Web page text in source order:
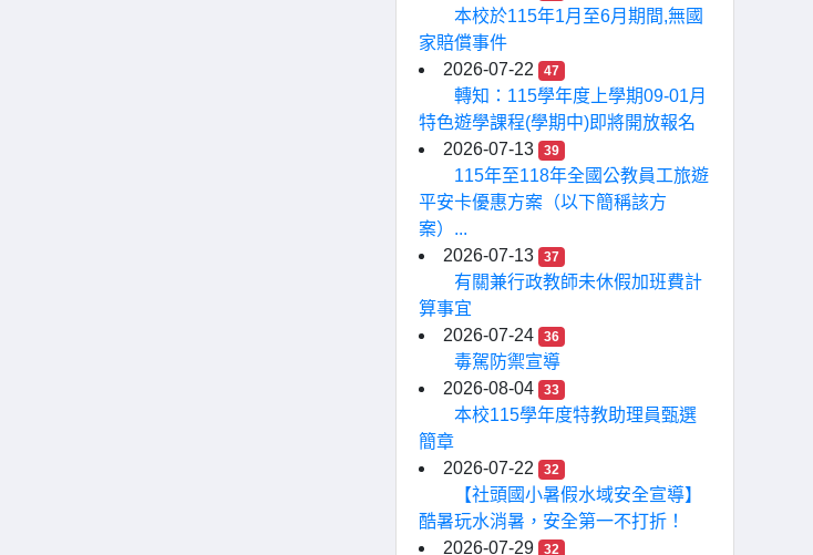
本校於115年1月至6月期間,無國
家賠償事件
2026-07-22
47
轉知：115學年度上學期09-01月
特色遊學課程(學期中)即將開放報名
2026-07-13
39
115年至118年全國公教員工旅遊
平安卡優惠方案（以下簡稱該方
案）...
2026-07-13
37
有關兼行政教師未休假加班費計
算事宜
2026-07-24
36
毒駕防禦宣導
2026-08-04
33
本校115學年度特教助理員甄選
簡章
2026-07-22
32
【社頭國小暑假水域安全宣導】
酷暑玩水消暑，安全第一不打折！
2026-07-29
32